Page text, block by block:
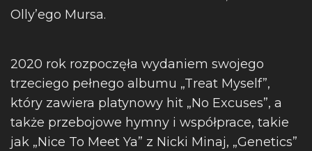
Olly’ego Mursa.
2020 rok rozpoczęła wydaniem swojego
trzeciego pełnego albumu „Treat Myself”,
który zawiera platynowy hit „No Excuses”, a
także przebojowe hymny i współprace, takie
jak „Nice To Meet Ya” z Nicki Minaj, „Genetics”